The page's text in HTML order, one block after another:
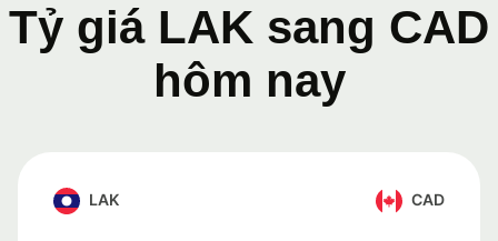
Tỷ giá LAK sang CAD
hôm nay
LAK CAD